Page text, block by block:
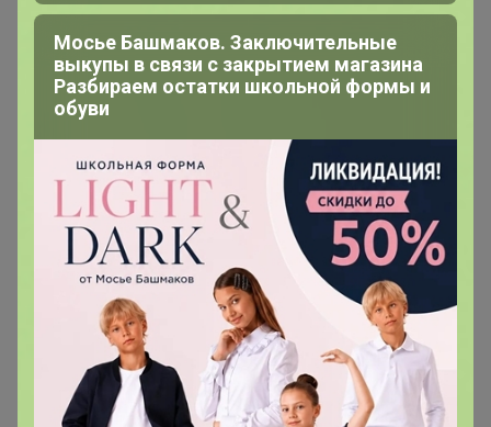
В теме "PLAY TODAY"
1 февраля, 2024 22:07
Здравствуйте! А можно вот такую ветровку? Спасибо
playtoday.ru/item/vetrovka-dlya-malchika-12411005/
Chydo_chydnoe
Магистр
В теме "Модные Шапки! Комплекты! Палантины!
Перчатки! Зонты! Детям и взрослым по
суперценам!"
Мосье Башмаков. Заключительные
выкупы в связи с закрытием магазина
Разбираем остатки школьной формы и
обуви